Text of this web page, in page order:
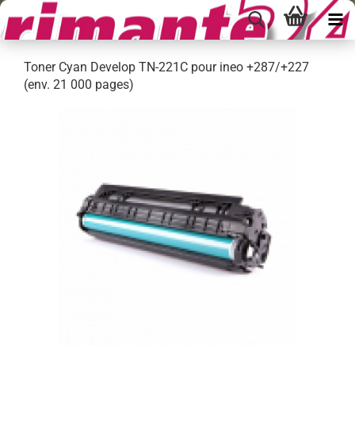
Toner Cyan Develop TN-221C pour ineo +287/+227
(env. 21 000 pages)